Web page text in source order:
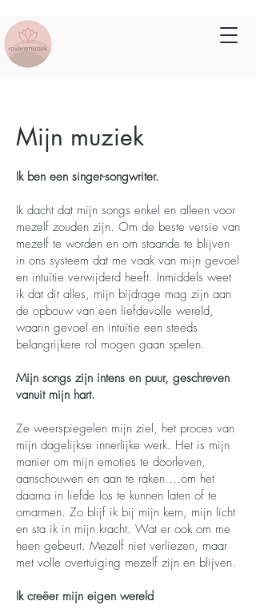
Mijn muziek
Ik ben een singer-songwriter.
Ik dacht dat mijn songs enkel en alleen voor
mezelf zouden zijn. Om de beste versie van
mezelf te worden en om staande te blijven
in ons systeem dat me vaak van mijn gevoel
en intuïtie verwijderd heeft. Inmiddels weet
ik dat dit alles, mijn bijdrage mag zijn aan
de opbouw van een liefdevolle wereld,
waarin gevoel en intuïtie een steeds
belangrijkere rol mogen gaan spelen.
Mijn songs zijn intens en puur, geschreven
vanuit mijn hart.
Ze weerspiegelen mijn ziel, het proces van
mijn dagelijkse innerlijke werk. Het is mijn
manier om mijn emoties te doorleven,
aanschouwen en aan te raken….om het
daarna in liefde los te kunnen laten of te
omarmen. Zo blijf ik bij mijn kern, mijn licht
en sta ik in mijn kracht. Wat er ook om me
heen gebeurt. Mezelf niet verliezen, maar
met volle overtuiging mezelf zijn en blijven.
Ik creëer mijn eigen wereld